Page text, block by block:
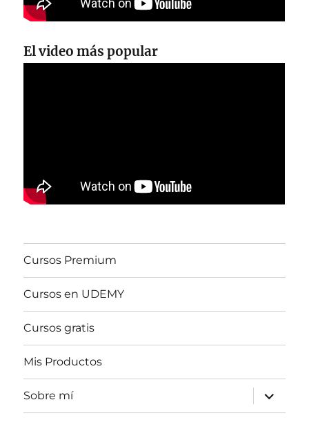
El video más popular
Cursos Premium
Cursos en UDEMY
Cursos gratis
Mis Productos
Sobre mí
expande
el
menú